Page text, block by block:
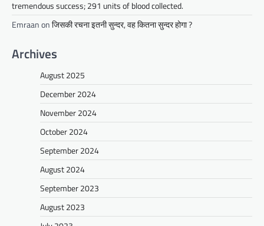
tremendous success; 291 units of blood collected.
Emraanonजिसकी रचना इतनी सुन्दर, वह कितना सुन्दर होगा ?
Archives
August 2025
December 2024
November 2024
October 2024
September 2024
August 2024
September 2023
August 2023